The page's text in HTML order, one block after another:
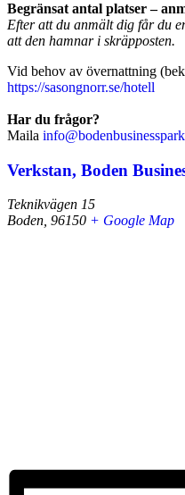
Begränsat antal platser –
Efter att du anmält dig får du
att den hamnar i skräpposten.
Vid behov av övernattning
https://sasongnorr.se/hotell
Har du frågor?
Maila
Verkstan, Boden
Teknikvägen 15
Boden, 96150 + Google Map